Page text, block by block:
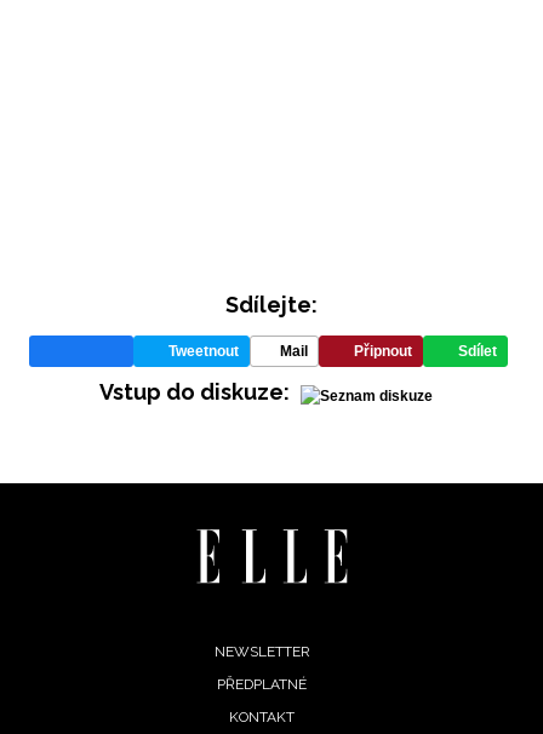
Sdílejte:
Tweetnout Mail Připnout Sdílet
Vstup do diskuze:
NEWSLETTER
PŘEDPLATNÉ
KONTAKT